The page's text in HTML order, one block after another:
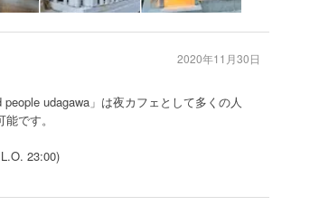
udagawa」は夜カフェとして多くの人
です。
23:00)
2020年11月30日